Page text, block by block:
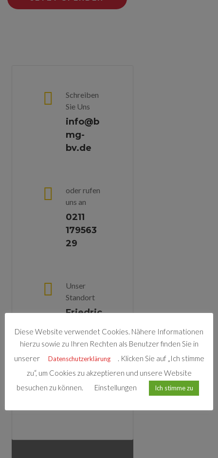
Schreiben
Sie Uns
info@b
mg-
bv.de
oder rufen
uns an
0211
179563
29
Unser
Standort
Friedric
Ebert-
Düssel
Dorf
Diese Website verwendet Cookies. Nähere Informationen
hierzu sowie zu Ihren Rechten als Benutzer finden Sie in
unserer
Datenschutzerklärung
. Klicken Sie auf „Ich stimme
zu“, um Cookies zu akzeptieren und unsere Website
besuchen zu können.
Einstellungen Ich stimme zu